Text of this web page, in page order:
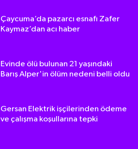
Çaycuma’da pazarcı esnafı Zafer
Kaymaz’dan acı haber
Evinde ölü bulunan 21 yaşındaki
Barış Alper'in ölüm nedeni belli oldu
Gersan Elektrik işçilerinden ödeme
ve çalışma koşullarına tepki